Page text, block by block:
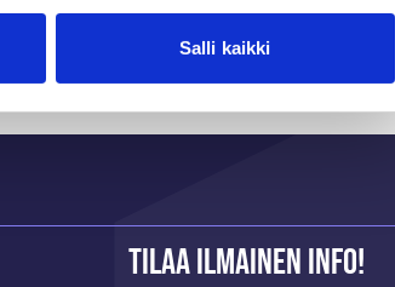
Salli kaikki
Tilaa ilmainen info!